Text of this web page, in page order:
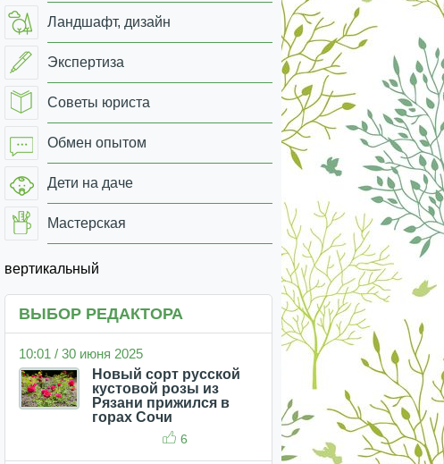
Ландшафт, дизайн
Экспертиза
Советы юриста
Обмен опытом
Дети на даче
Мастерская
вертикальный
ВЫБОР РЕДАКТОРА
10:01 / 30 июня 2025
Новый сорт русской
кустовой розы из
Рязани прижился в
горах Сочи
6